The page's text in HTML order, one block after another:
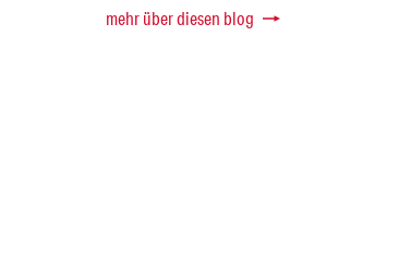
mehr über diesen blog